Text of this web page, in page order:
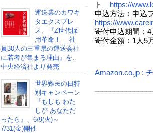
運送業のカワキ
タエクスプレ
ス、『Z世代採
用革命！ ―社
員30人の三重県の運送会社
に若者が集まる理由』を、
中央経済社より発売
世界難民の日特
別キャンペーン
『もしも わた
しが あなただ
ったら』、6/9(火)～
7/31(金)開催
ト
https://
申込方法：申込
https://
寄付申込期間：4
寄付金額：1人5
（坂
Amazon.co.jp :